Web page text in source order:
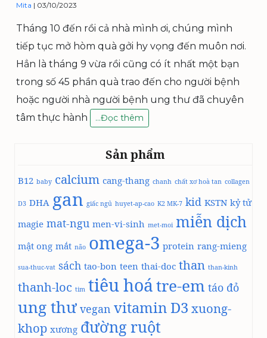
Mita | 03/10/2023
Tháng 10 đến rồi cả nhà mình ơi, chúng mình
tiếp tục mở hòm quà gởi hy vọng đến muôn nơi.
Hẳn là tháng 9 vừa rồi cũng có ít nhất một bạn
trong số 45 phần quà trao đến cho người bệnh
hoặc người nhà người bệnh ung thư đã chuyên
tâm thực hành
…T
H
N
1
–
Ỗ
I
G
À
Y
G
I
Đọc thêm
Sản phẩm
B12 baby calcium cang-thang chanh chất xơ hoà tan collagen
D3 DHA gan giấc ngủ huyet-ap-cao K2 MK-7 kid KSTN kỷ tử
magie mat-ngu men-vi-sinh met-moi miễn dịch
mật ong mắt não omega-3 protein rang-mieng
sua-thuc-vat sách tao-bon teen thai-doc than than-kinh
thanh-loc tim tiêu hoátre-em táo đỏ
ung thư vegan vitamin D3 xuong-
khop xương đường ruột